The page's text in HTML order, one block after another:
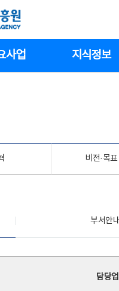
사업 지식정보
비전·목표
부서안내
담당